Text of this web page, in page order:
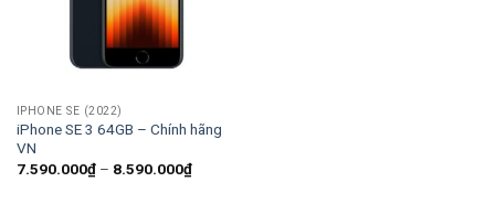
IPHONE SE (2022)
iPhone SE 3 64GB – Chính hãng
VN
7.590.000₫ – 8.590.000₫Khoảng
giá: